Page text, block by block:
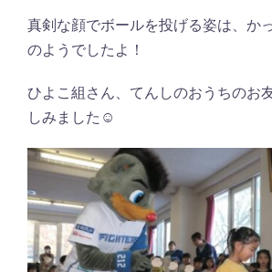
真剣な顔でボールを投げる姿は、か
のようでしたよ！
ひよこ組さん、てんしのおうちのお
しみました☺